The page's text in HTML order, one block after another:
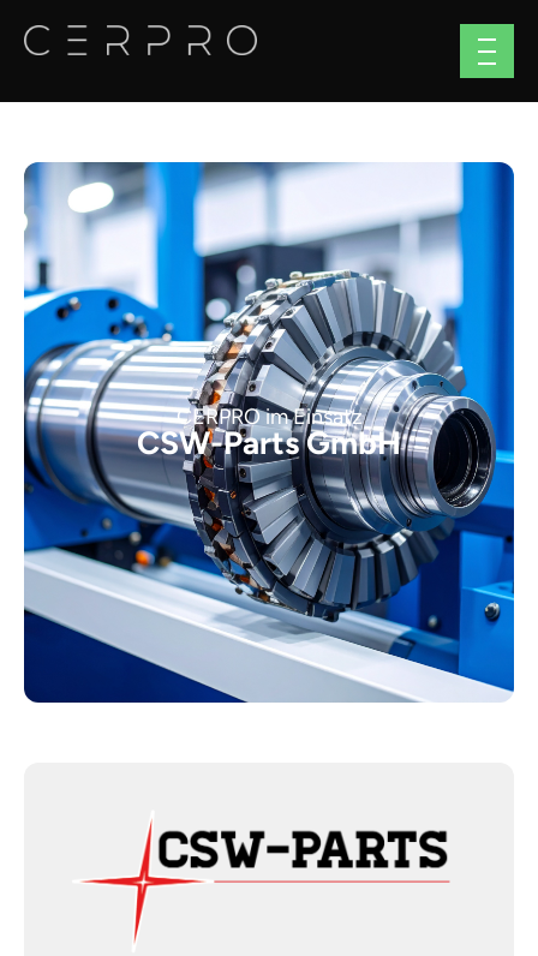
CERPRO im Einsatz
CSW-Parts GmbH